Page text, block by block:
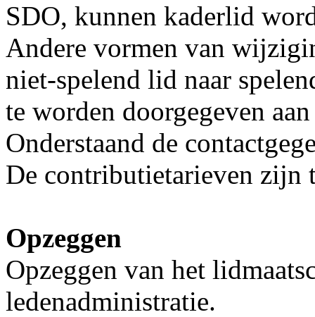
SDO, kunnen kaderlid
Andere vormen van
niet-spelend lid naar
te worden doorgegeven
Onderstaand de
De contributietarieven
Opzeggen
Opzeggen van het
ledenadministratie.